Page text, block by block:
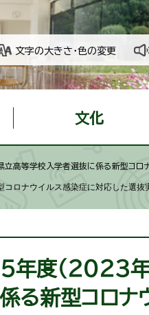
文字の大きさ・色の変更
文化
県立高等学校入学者選抜に係る新型コ
ロナウイルス感染症に対応した選抜
年度（２０２
る新型コロナ